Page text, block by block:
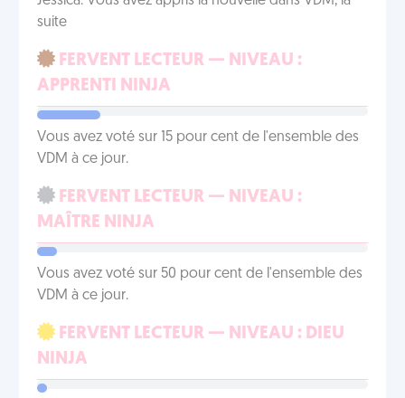
suite
FERVENT LECTEUR — NIVEAU :
APPRENTI NINJA
Vous avez voté sur 15 pour cent de l'ensemble des
VDM à ce jour.
FERVENT LECTEUR — NIVEAU :
MAÎTRE NINJA
Vous avez voté sur 50 pour cent de l'ensemble des
VDM à ce jour.
FERVENT LECTEUR — NIVEAU : DIEU
NINJA